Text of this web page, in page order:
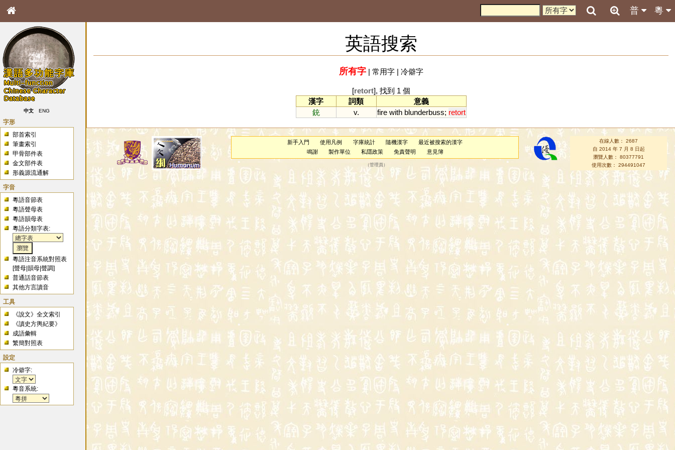
粵
普
中文 ENG
字形
部首索引
筆畫索引
甲骨部件表
金文部件表
形義源流通解
字音
粵語音節表
粵語聲母表
粵語韻母表
粵語分類字表:
粵語注音系統對照表
[聲母 |韻母 |聲調]
普通話音節表
其他方言讀音
工具
《說文》全文索引
《讀史方輿紀要》
成語彙輯
繁簡對照表
設定
冷僻字:
粵音系統:
英語搜索
所有字| 常用字| 冷僻字
[retort], 找到 1 個
漢字
詞類
意義
銃
v. fire with blunderbuss; retort
新手入門 使用凡例 字庫統計 隨機漢字
最近被搜索的漢字
鳴謝
製作單位 私隱政策 免責聲明 意見簿
（管理員 ）
在線人數： 2687
自 2014 年 7 月 8 日起
瀏覽人數： 80377791
使用次數： 294491047